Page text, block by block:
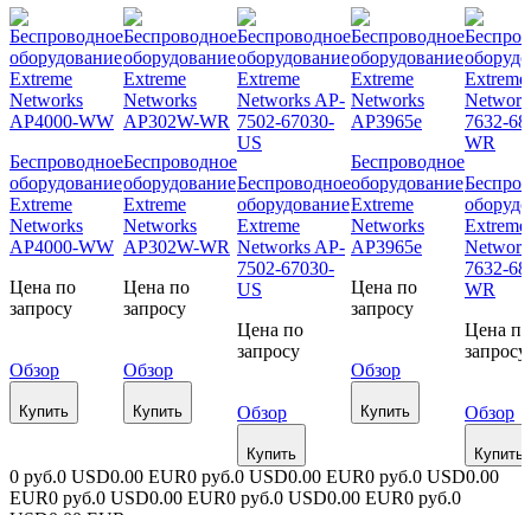
Беспроводное
оборудование
Extreme
Networks
AP4000-WW
Цена по
запросу
Обзор
Купить
Беспроводное
оборудование
Extreme
Networks
AP302W-WR
Цена по
запросу
Обзор
Купить
Беспроводное
оборудование
Extreme
Networks AP-
7502-67030-
US
Цена по
запросу
Обзор
Купить
Беспроводное
оборудование
Extreme
Networks
AP3965e
Цена по
запросу
Обзор
Купить
Extreme
7632-
WR
Цена по
запросу
Обзор
Купить
0 руб.0 USD0.00 EUR0 руб.0 USD0.00 EUR0 руб.0 USD0.00
EUR0 руб.0 USD0.00 EUR0 руб.0 USD0.00 EUR0 руб.0